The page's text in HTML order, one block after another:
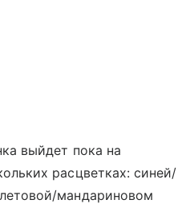
выйдет пока на
расцветках: синей/
мандариновом